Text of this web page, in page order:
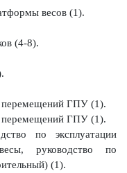
весов (1).
(4-8).
перемещений ГПУ (1).
перемещений ГПУ (1).
по эксплуатации
руководство по
(1).